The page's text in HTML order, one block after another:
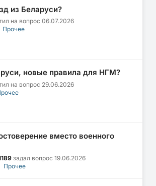
из Беларуси?
на вопрос 06.07.2026
Прочее
новые правила для НГМ?
на вопрос 29.06.2026
вместо военного
задал вопрос 19.06.2026
Прочее